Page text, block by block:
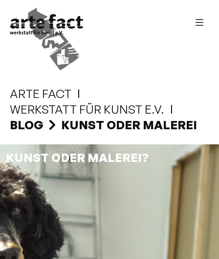
ARTE FACT
WERKSTATT FÜR KUNST E.V.
BLOG
KUNST ODER MALEREI
KUNST ODER MALEREI?